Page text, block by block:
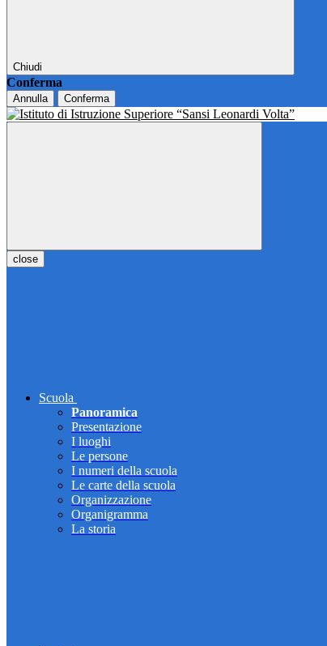
Chiudi
Conferma
Annulla Conferma
close
Scuola
Panoramica
Presentazione
I luoghi
Le persone
I numeri della scuola
Le carte della scuola
Organizzazione
Organigramma
La storia